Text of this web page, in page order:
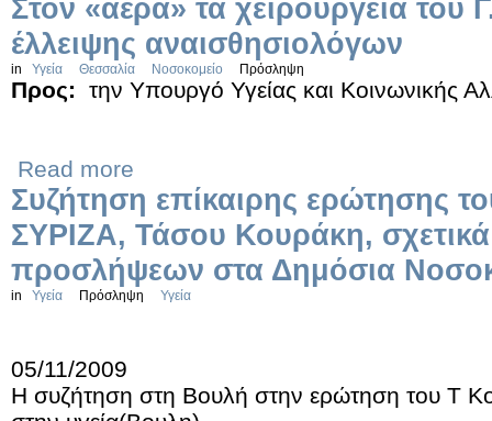
Στον «αέρα» τα χειρουργεία
έλλειψης αναισθησιολόγων
in Υγεία Θεσσαλία Νοσοκομείο Πρόσληψη
Προς: την Υπουργό Υγείας και Κοινωνικής
Read more
Συζήτηση επίκαιρης ερώτησης
ΣΥΡΙΖΑ, Τάσου Κουράκη,
προσλήψεων στα Δημόσια
in Υγεία Πρόσληψη Υγεία
05/11/2009
Η συζήτηση στη Βουλή στην ερώτηση του Τ